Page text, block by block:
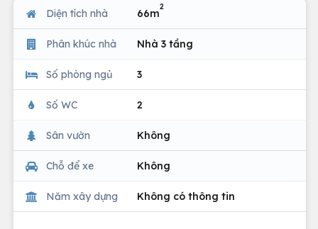
Diện tích nhà 66m
2
Phân khúc nhà Nhà 3 tầng
Số phòng ngủ 3
Số WC 2
Sân vườn Không
Chỗ để xe Không
Năm xây dựng Không có thông tin